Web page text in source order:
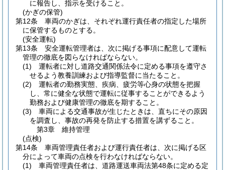
に報告し、指示を受けること。
(かぎの保管)
第12条
車両のかぎは、それぞれ運行責任者の指定した場所
に保管するものとする。
(安全運転)
第13条
安全運転管理者は、次に掲げる事項に配意して運転
管理の徹底を図らなければならない。
(1)
運転者に対し道路交通関係法令に定める事項を遵守さ
せるよう教養訓練および指導監督に当たること。
(2)
運転者の勤務実態、疾病、疲労等心身の状態を把握
し、常に健全な状態で運転に従事することができるよう
勤務および健康管理の徹底を期すること。
(3)
車両による交通事故が生じたときは、直ちにその原因
を調査し、事故の再発を防止する措置を講ずること。
第3章
維持管理
(点検)
第14条
車両管理責任者および運行責任者は、次に掲げる区
分によって車両の点検を行わなければならない。
(1)
車両管理責任者は、道路運送車両法第48条に定める定